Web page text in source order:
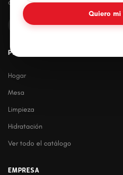
Quiero mi
duraderos para el hogar mexicano.
PRODUCTOS
Hogar
Mesa
Limpieza
Hidratación
Ver todo el catálogo
EMPRESA